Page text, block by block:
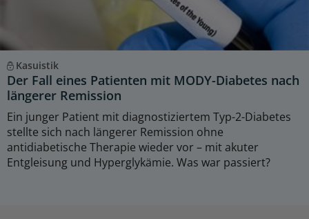
Kasuistik
Der Fall eines Patienten mit MODY-Diabetes nach
längerer Remission
Ein junger Patient mit diagnostiziertem Typ-2-Diabetes
stellte sich nach längerer Remission ohne
antidiabetische Therapie wieder vor – mit akuter
Entgleisung und Hyperglykämie. Was war passiert?